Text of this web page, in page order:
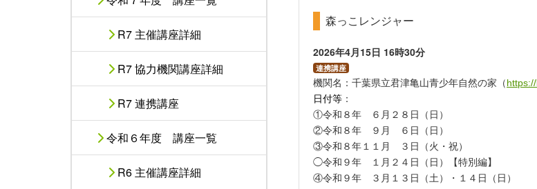
R7 主催講座詳細
R7 協力機関講座詳細
R7 連携講座
令和６年度 講座一覧
R6 主催講座詳細
森っこレンジャー
2026年4月15日 16時30分
連携講座
機関名 ：千葉県立君津亀山青少年自然の家（
日付等 ：
①令和８年 ６月２８日（日）
②令和８年 ９月 ６日（日）
③令和８年１１月 ３日（火・祝）
◯令和９年 １月２４日（日）【特別編】
④令和９年 ３月１３日（土）・１４日（日）